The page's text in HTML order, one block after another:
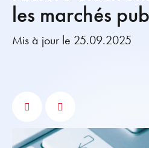
les marchés
Mis à jour le 25.09.2025